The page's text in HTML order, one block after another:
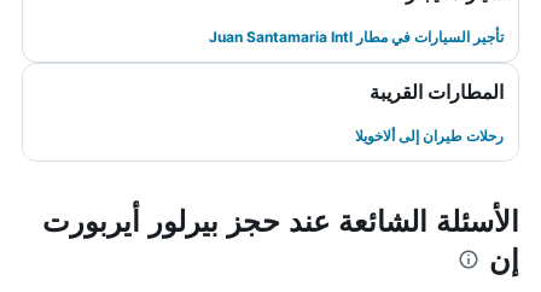
تأجير السيارات في مطار Juan Santamaria Intl
المطارات القريبة
رحلات طيران إلى ألاخويلا
الأسئلة الشائعة عند حجز بيرلور أيربورت
إن